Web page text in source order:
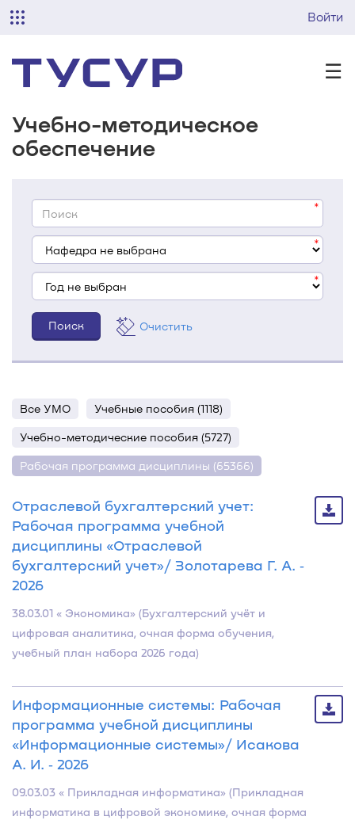
Войти
☰
Учебно-методическое
обеспечение
Очистить
Все УМО Учебные пособия (1118)
Учебно-методические пособия (5727)
Рабочая программа дисциплины (65366)
Отраслевой бухгалтерский учет:
Рабочая программа учебной
дисциплины «Отраслевой
бухгалтерский учет»/ Золотарева Г. А. ‐
2026
38.03.01 « Экономика» (Бухгалтерский учёт и
цифровая аналитика, очная форма обучения,
учебный план набора 2026 года)
Информационные системы: Рабочая
программа учебной дисциплины
«Информационные системы»/ Исакова
А. И. ‐ 2026
09.03.03 « Прикладная информатика» (Прикладная
информатика в цифровой экономике, очная форма